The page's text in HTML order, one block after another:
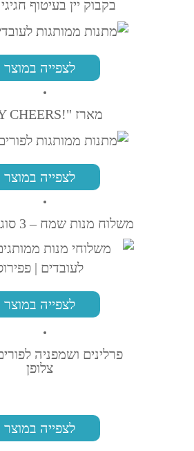
בקבוק יין בעיטוף
לצפייה במוצר
מארז "!SAY CHEERS"
לצפייה במוצר
משלוח מנות שמח – 3 סוגים לבחירה
לצפייה במוצר
פרלינים ושמפניה
צלופן
לצפייה במוצר